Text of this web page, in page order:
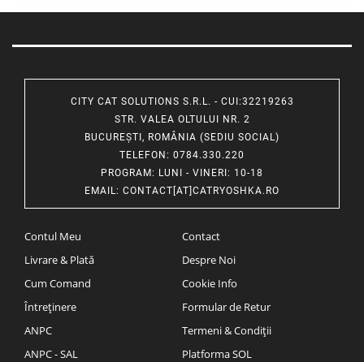
CITY CAT SOLUTIONS S.R.L. - CUI:32219263
STR. VALEA OLTULUI NR. 2
BUCUREȘTI, ROMÂNIA (SEDIU SOCIAL)
TELEFON : 0784.330.220
PROGRAM: LUNI - VINERI: 10-18
EMAIL: CONTACT[AT]CATRYOSHKA.RO
Contul Meu
Livrare & Plată
Cum Comand
Întreținere
ANPC
ANPC - SAL
Contact
Despre Noi
Cookie Info
Formular de Retur
Termeni & Condiții
Platforma SOL